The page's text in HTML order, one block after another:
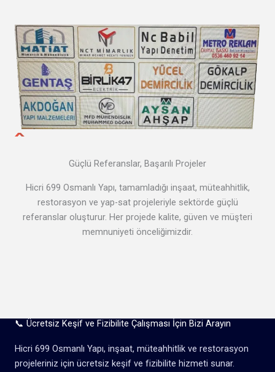
Güçlü Referanslar, Başarılı Projeler
Hicri 699 Osmanlı Yapı, tamamladığı inşaat, müteahhitlik,
restorasyon ve yap-sat projeleriyle sektörde güçlü
referanslar oluşturur. Her projede kalite, güven ve müşteri
memnuniyeti önceliğimizdir.
📞 Ücretsiz Keşif ve Fizibilite Çalışması İçin Bizi Arayın
Hicri 699 Osmanlı Yapı, inşaat, müteahhitlik ve restorasyon
projeleriniz için ücretsiz keşif ve fizibilite hizmeti sunar.